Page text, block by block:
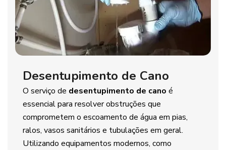
Desentupimento de Cano
O serviço de desentupimento de cano é
essencial para resolver obstruções que
comprometem o escoamento de água em pias,
ralos, vasos sanitários e tubulações em geral.
Utilizando equipamentos modernos, como